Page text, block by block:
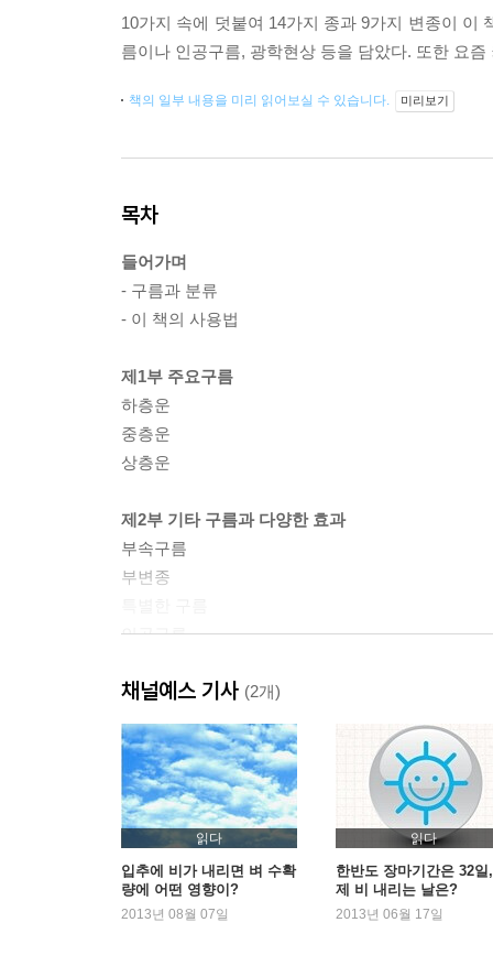
10가지 속에 덧붙여 14가지 종과 9가지 변종이 이
름이나 인공구름, 광학현상 등을 담았다. 또한 요
책의 일부 내용을 미리 읽어보실 수 있습니다. 미리보기
목차
들어가며
- 구름과 분류
- 이 책의 사용법
제1부 주요구름
하층운
중층운
상층운
제2부 기타 구름과 다양한 효과
부속구름
부변종
인공구름
나가며
구름과 기후변화
용어 사전
더 읽어보기·유용한 사이트
찾아보기
옮긴이의 말
채널예스 기사 (2개)
읽다
입추에 비가 내리면 벼 수확
량에 어떤 영향이?
2013년 08월 07일
읽다
한반도 장마기간은 32일
제 비 내리는 날은?
2013년 06월 17일